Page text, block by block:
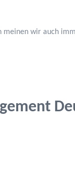
meinen wir auch